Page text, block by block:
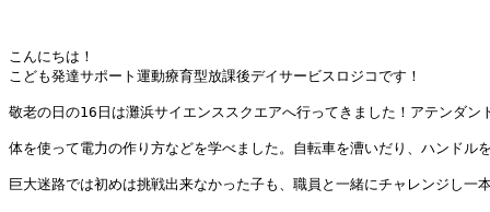
こんにちは！
こども発達サポート運動療育型放課後デイサービスロジコです！
敬老の日の16日は灘浜サイエンススクエアへ行ってきました！アテンダ
体を使って電力の作り方などを学べました。自転車を漕いだり、ハンド
巨大迷路では初めは挑戦出来なかった子も、職員と一緒にチャレンジし